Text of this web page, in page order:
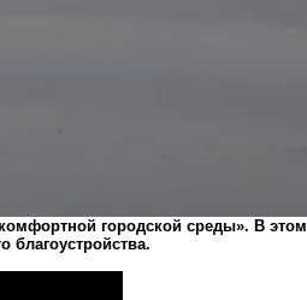
городской среды». В этом
благоустройства.